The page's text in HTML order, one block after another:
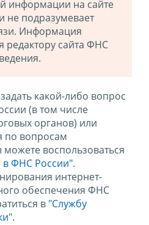
информации на сайте
не подразумевает
Информация
редактору сайта ФНС
какой-либо вопрос
(в том числе
органов) или
по вопросам
воспользоваться
в ФНС России".
интернет-
обеспечения ФНС
в "Службу